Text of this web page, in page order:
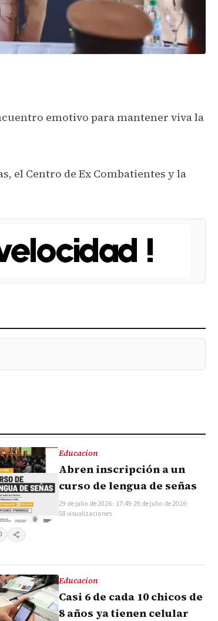
emotivo para mantener viva la
el Centro de Ex Combatientes y la
Educacion
Abren inscripción a un
curso de lengua de señas
29 de julio de 2026 · 17:49·29 de julio de 2026·
58 visualizaciones
Compartir
Educacion
Casi 6 de cada 10 chicos de
8 años ya tienen celular